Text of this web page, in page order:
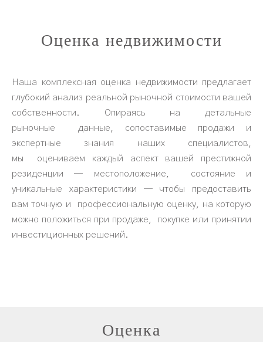
Оценка недвижимости
Наша комплексная оценка недвижимости предлагает
глубокий анализ реальной рыночной стоимости вашей
собственности. Опираясь на детальные
рыночные данные, сопоставимые продажи и
экспертные знания наших специалистов,
мы оцениваем каждый аспект вашей престижной
резиденции — местоположение, состояние и
уникальные характеристики — чтобы предоставить
вам точную и профессиональную оценку, на которую
можно положиться при продаже, покупке или принятии
инвестиционных решений.
Оценка